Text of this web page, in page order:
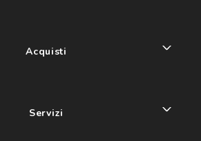
Acquisti
Servizi